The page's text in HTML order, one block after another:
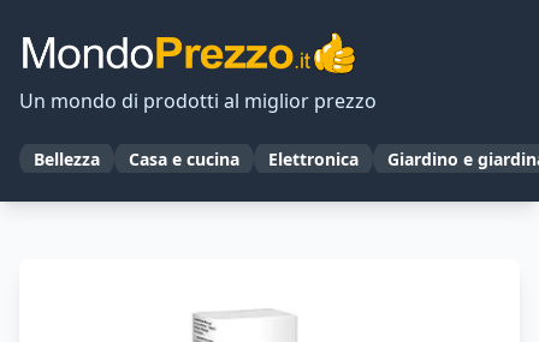
Un mondo di prodotti al miglior prezzo
Bellezza Casa e cucina Elettronica Giardino e